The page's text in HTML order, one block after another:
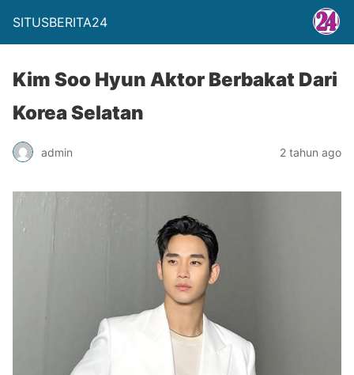
SITUSBERITA24
Kim Soo Hyun Aktor Berbakat Dari
Korea Selatan
admin 2 tahun ago